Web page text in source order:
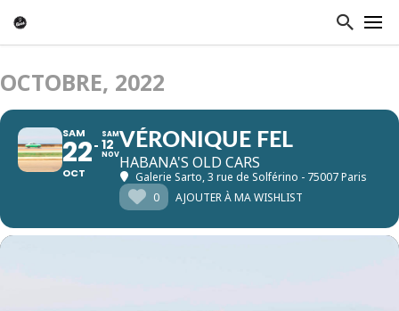
OCTOBRE, 2022
SAM
22
OCT
SAM
12
NOV
VÉRONIQUE FEL
HABANA'S OLD CARS
Galerie Sarto, 3 rue de Solférino - 75007 Paris
0
AJOUTER À MA WISHLIST